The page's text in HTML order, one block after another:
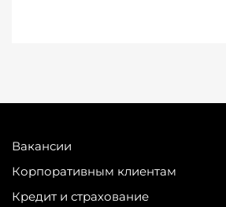
Вакансии
Корпоративным клиентам
Кредит и страхование